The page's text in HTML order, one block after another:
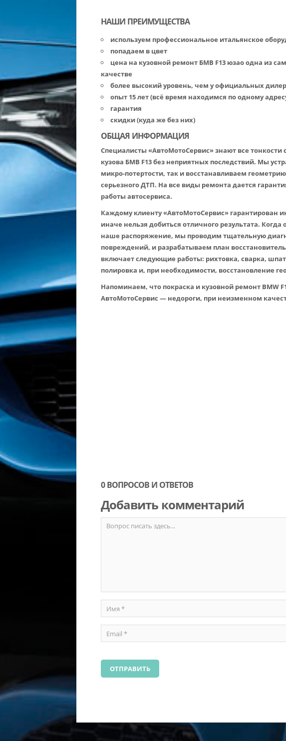
НАШИ ПРЕИМУЩЕСТВА
используем профессиональное итальянское
попадаем в цвет
цена на кузовной ремонт БМВ F13 юзао одна из
качестве
более высокий уровень, чем у официальных
опыт 15 лет (всё время находимся по одному
гарантия
скидки (куда же без них)
ОБЩАЯ ИНФОРМАЦИЯ
Специалисты «АвтоМотоСервис» знают все
кузова БМВ F13 без неприятных последствий. Мы
микро-потертости, так и восстанавливаем
серьезного ДТП. На все виды ремонта дается
работы автосервиса.
Каждому клиенту «АвтоМотоСервис» гарантирован
иначе нельзя добиться отличного результата.
наше распоряжение, мы проводим тщательную
повреждений, и разрабатываем план
включает следующие работы: рихтовка, сварка,
полировка и, при необходимости, восстановление
Напоминаем, что покраска и кузовной ремонт BMW
АвтоМотоСервис — недороги, при неизменном
0 ВОПРОСОВ И ОТВЕТОВ
Добавить комментарий